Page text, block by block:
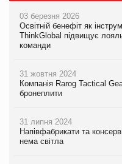
03 березня 2026
Освітній бенефіт як
ThinkGlobal підвищує
команди
31 жовтня 2024
Компанія Rarog Tactical
бронеплити
31 липня 2024
Напівфабрикати та
нема світла